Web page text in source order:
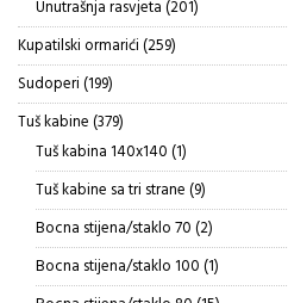
Unutrašnja rasvjeta 201201
proizvod
Kupatilski ormarići 259259
proizvoda
Sudoperi 199199
proizvoda
Tuš kabine 379379
proizvoda
Tuš kabina 140x140 11
proizvod
Tuš kabine sa tri strane 99
proizvoda
Bocna stijena/staklo 70 22
proizvoda
Bocna stijena/staklo 100 11
proizvod